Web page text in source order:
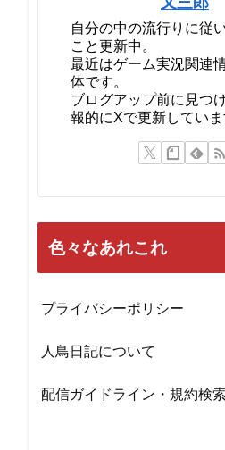
自分の中の流行りに従
こと更新中。
最近はゲーム実況関連
体です。
ブログアップ前に見つ
報的にXで更新していま
色々なあれこれ
プライバシーポリシー
人鳥日記について
配信ガイドライン・規約検索